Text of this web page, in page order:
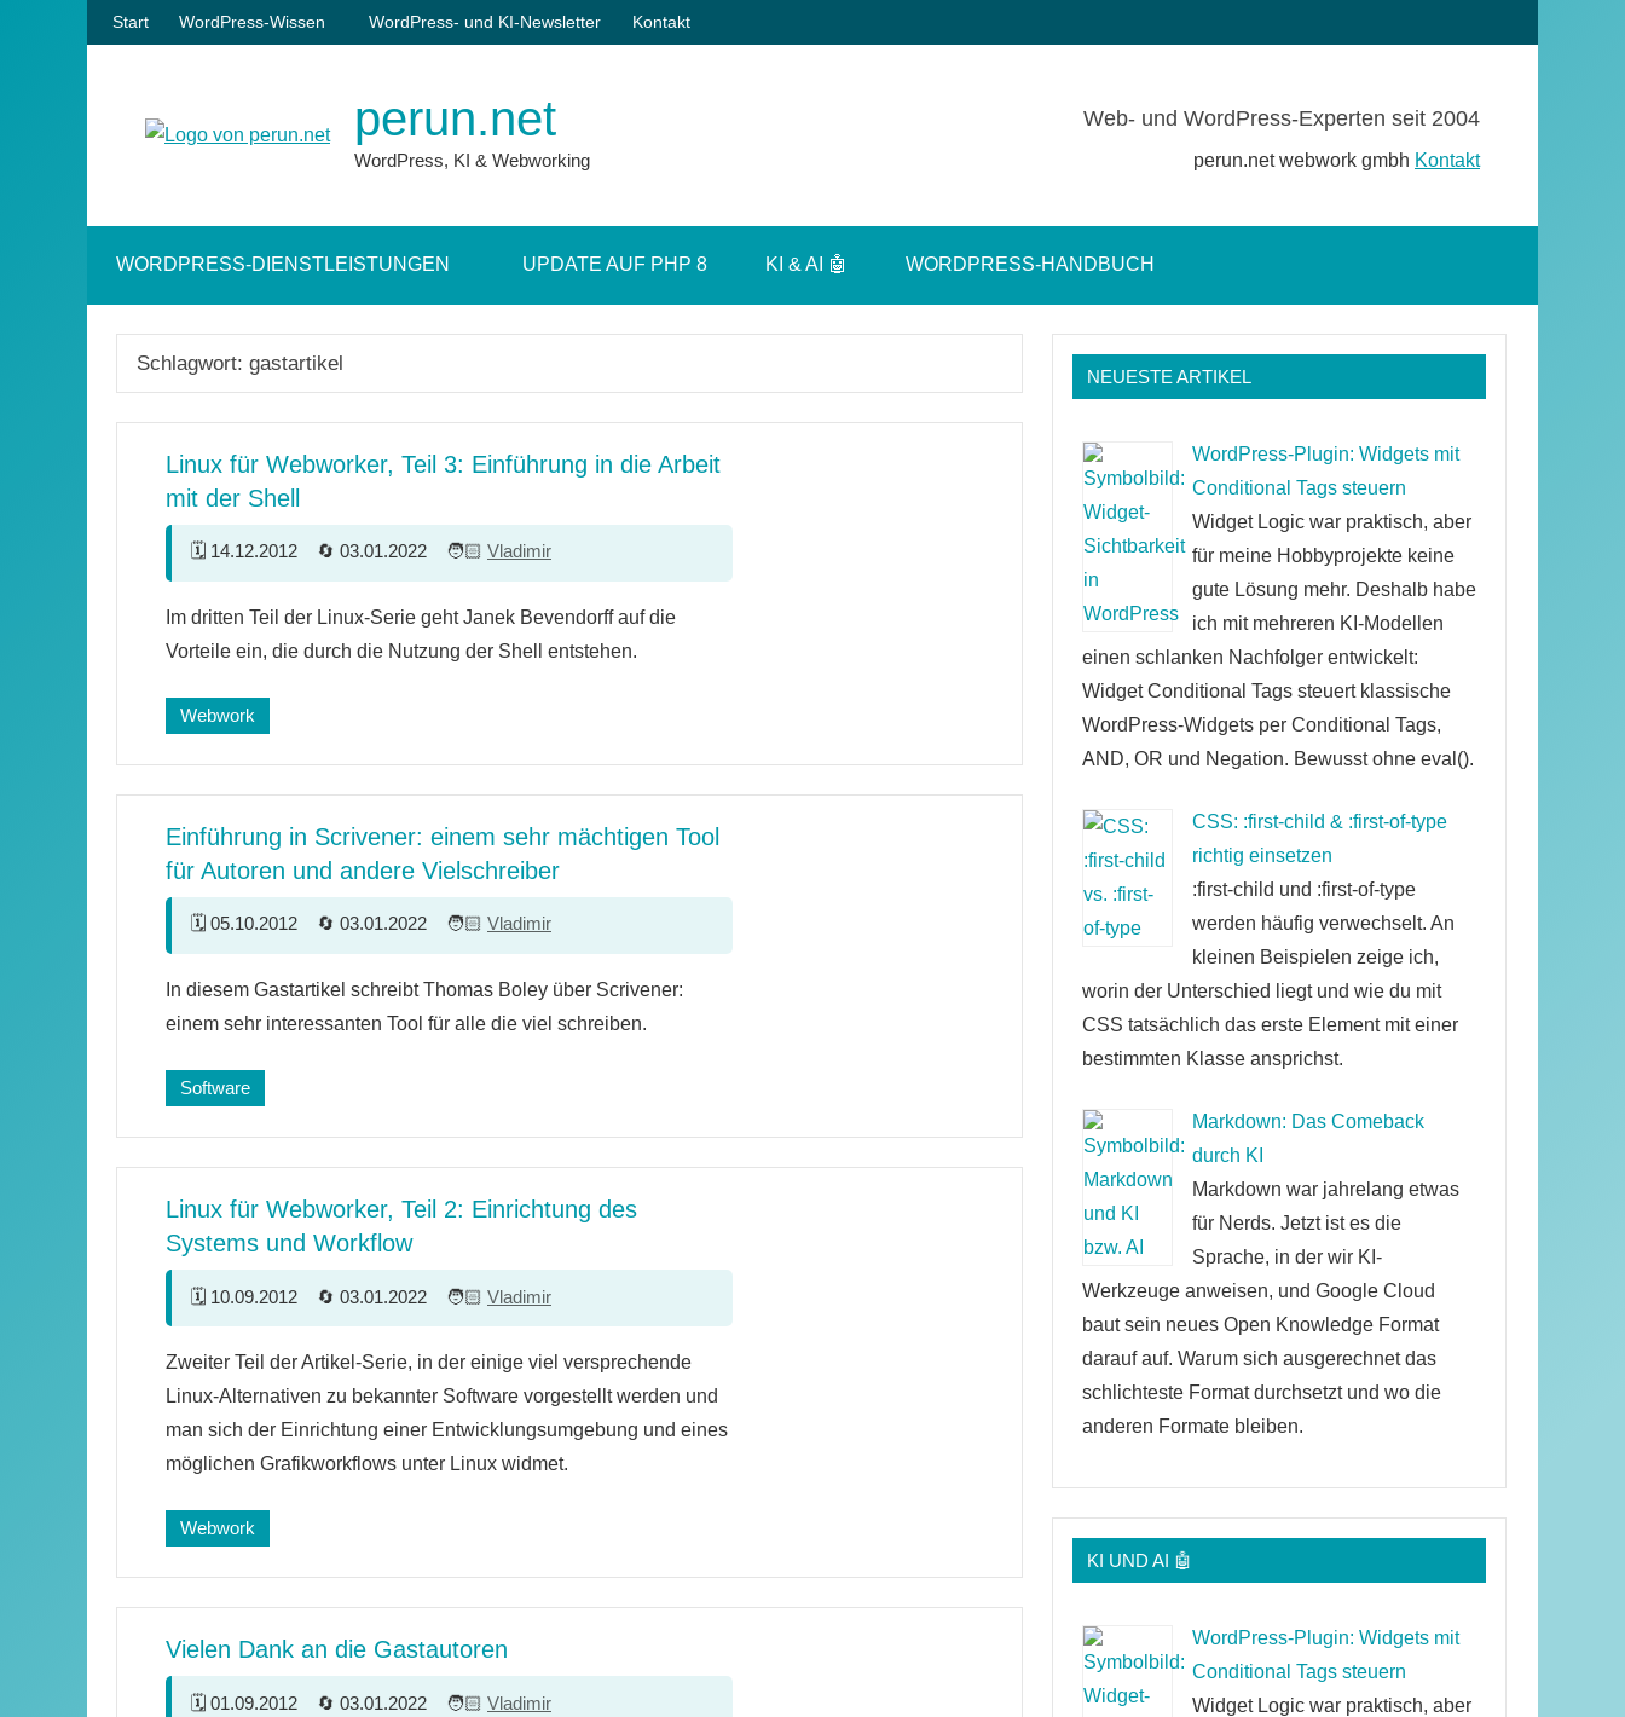
Zum
Inhalt
Start WordPress-Wissen WordPress- und KI-Newsletter Kontakt
perun.net
WordPress, KI & Webworking
Web- und WordPress-Experten seit 2004
perun.net webwork gmbh Kontakt
öffnen
WORDPRESS-DIENSTLEISTUNGEN UPDATE AUF PHP 8 KI & AI 🤖 WORDPRESS-HANDBUCH
Schlagwort: gastartikel
Linux für Webworker, Teil 3: Einführung in die Arbeit
mit der Shell
14.12.2012 03.01.2022 Vladimir
Kommentare
Im dritten Teil der Linux-Serie geht Janek Bevendorff auf die
Vorteile ein, die durch die Nutzung der Shell entstehen.
Webwork
Einführung in Scrivener: einem sehr mächtigen Tool
für Autoren und andere Vielschreiber
05.10.2012 03.01.2022 Vladimir
Kommentare
In diesem Gastartikel schreibt Thomas Boley über Scrivener:
einem sehr interessanten Tool für alle die viel schreiben.
Software
Linux für Webworker, Teil 2: Einrichtung des
Systems und Workflow
10.09.2012 03.01.2022 Vladimir
Kommentare
Zweiter Teil der Artikel-Serie, in der einige viel versprechende
Linux-Alternativen zu bekannter Software vorgestellt werden und
man sich der Einrichtung einer Entwicklungsumgebung und eines
möglichen Grafikworkflows unter Linux widmet.
Webwork
Vielen Dank an die Gastautoren
01.09.2012 03.01.2022 Vladimir
NEUESTE ARTIKEL
WordPress-Plugin: Widgets mit
Conditional Tags steuern
Widget Logic war praktisch, aber
für meine Hobbyprojekte keine
gute Lösung mehr. Deshalb habe
ich mit mehreren KI-Modellen
einen schlanken Nachfolger entwickelt:
Widget Conditional Tags steuert klassische
WordPress-Widgets per Conditional Tags,
AND, OR und Negation. Bewusst ohne eval().
CSS: :first-child & :first-of-type
richtig einsetzen
:first-child und :first-of-type
werden häufig verwechselt. An
kleinen Beispielen zeige ich,
worin der Unterschied liegt und wie du mit
CSS tatsächlich das erste Element mit einer
bestimmten Klasse ansprichst.
Markdown: Das Comeback
durch KI
Markdown war jahrelang etwas
für Nerds. Jetzt ist es die
Sprache, in der wir KI-
Werkzeuge anweisen, und Google Cloud
baut sein neues Open Knowledge Format
darauf auf. Warum sich ausgerechnet das
schlichteste Format durchsetzt und wo die
anderen Formate bleiben.
KI UND AI 🤖
WordPress-Plugin: Widgets mit
Conditional Tags steuern
Widget Logic war praktisch, aber